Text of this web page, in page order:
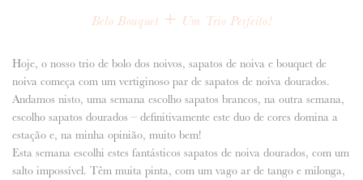
ANUNCIE CONNOSCO
Belo Bouquet + Um Trio Perfeito!
Hoje, o nosso trio de bolo dos noivos, sapatos de noiva e bouquet de
noiva começa com um vertiginoso par de sapatos de noiva dourados.
Andamos nisto, uma semana escolho sapatos brancos, na outra semana,
escolho sapatos dourados – definitivamente este duo de cores domina a
estação e, na minha opinião, muito bem!
Esta semana escolhi estes fantásticos sapatos de noiva dourados, com um
salto impossível. Têm muita pinta, com um vago ar de tango e milonga,